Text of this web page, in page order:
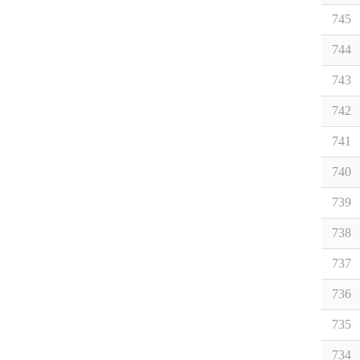
745
744
743
742
741
740
739
738
737
736
735
734